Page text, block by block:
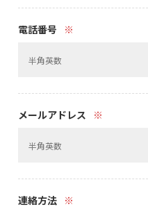
電話番号 ※
メールアドレス ※
連絡方法 ※